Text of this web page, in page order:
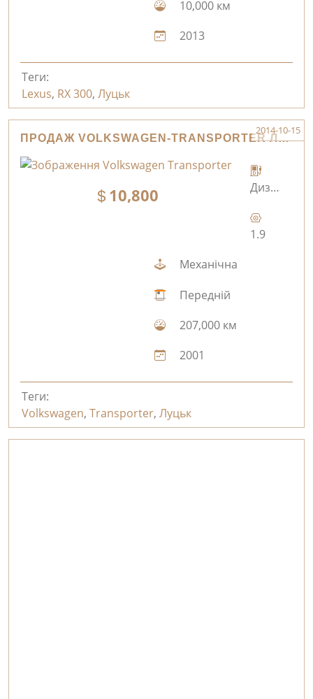
10,000 км
2013
Теги:
Lexus, RX 300, Луцьк
ПРОДАЖ VOLKSWAGEN-TRANSPORTER ЛУЦЬК
2014-10-15
10,800 Дизель
1.9
Механічна
Передній
207,000 км
2001
Теги:
Volkswagen, Transporter, Луцьк